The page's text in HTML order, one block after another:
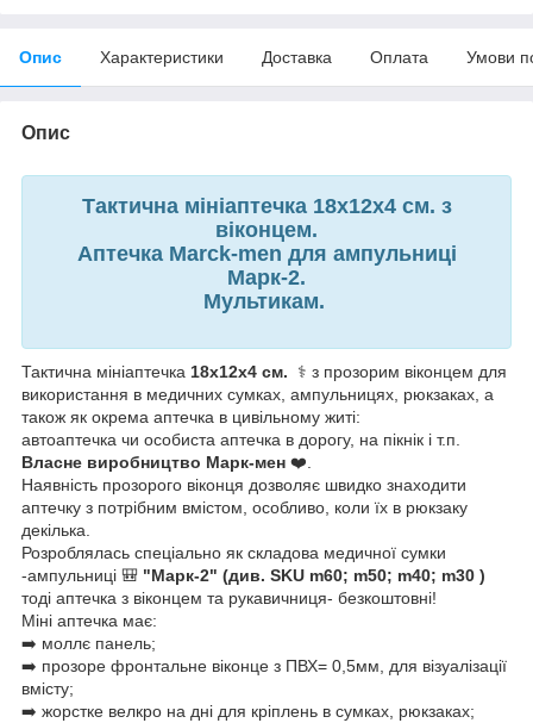
Опис Характеристики Доставка Оплата Умови
Опис
Тактична мініаптечка 18х12х4 см. з
віконцем.
Аптечка Marck-men для ампульниці
Марк-2.
Мультикам.
Тактична мініаптечка 18х12х4 см. ⚕️ з прозорим віконцем для
використання в медичних сумках, ампульницях, рюкзаках, а
також як окрема аптечка в цивільному житі:
автоаптечка чи особиста аптечка в дорогу, на пікнік і т.п.
Власне виробництво Марк-мен ❤️.
Наявність прозорого віконця дозволяє швидко знаходити
аптечку з потрібним вмістом, особливо, коли їх в рюкзаку
декілька.
Розроблялась спеціально як складова медичної сумки
-ампульниці 🎒 "Марк-2" (див. SKU m60; m50; m40; m30 )
тоді аптечка з віконцем та рукавичниця- безкоштовні!
Міні аптечка має:
➡️ моллє панель;
➡️ прозоре фронтальне віконце з ПВХ= 0,5мм, для візуалізації
вмісту;
➡️ жорстке велкро на дні для кріплень в сумках, рюкзаках;